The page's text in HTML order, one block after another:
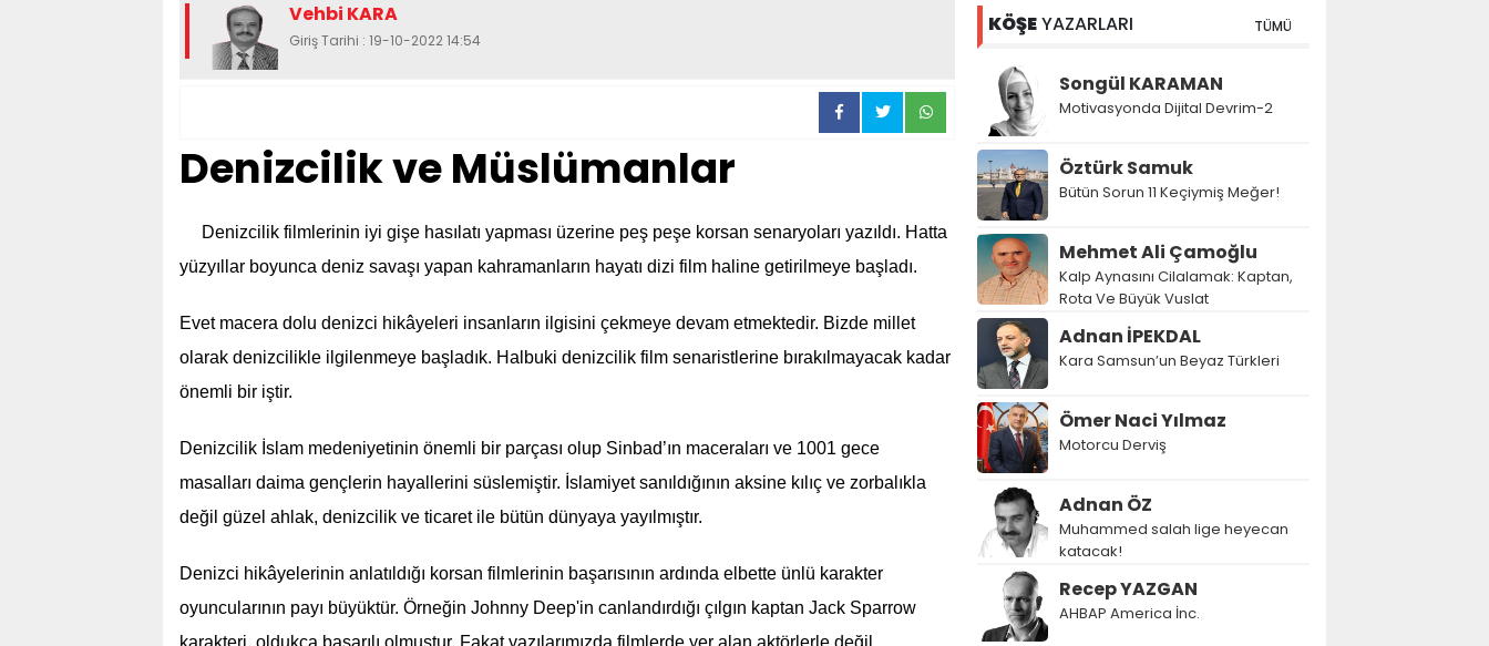
Vehbi KARA
Giriş Tarihi : 19-10-2022 14:54
Denizcilik ve Müslümanlar
Denizcilik filmlerinin iyi gişe hasılatı yapması üzerine peş peşe korsan senaryoları yazıldı. Hatta
yüzyıllar boyunca deniz savaşı yapan kahramanların hayatı dizi film haline getirilmeye başladı.
Evet macera dolu denizci hikâyeleri insanların ilgisini çekmeye devam etmektedir. Bizde millet
olarak denizcilikle ilgilenmeye başladık. Halbuki denizcilik film senaristlerine bırakılmayacak kadar
önemli bir iştir.
Denizcilik İslam medeniyetinin önemli bir parçası olup Sinbad’ın maceraları ve 1001 gece
masalları daima gençlerin hayallerini süslemiştir. İslamiyet sanıldığının aksine kılıç ve zorbalıkla
değil güzel ahlak, denizcilik ve ticaret ile bütün dünyaya yayılmıştır.
Denizci hikâyelerinin anlatıldığı korsan filmlerinin başarısının ardında elbette ünlü karakter
oyuncularının payı büyüktür. Örneğin Johnny Deep'in canlandırdığı çılgın kaptan Jack Sparrow
karakteri, oldukça başarılı olmuştur. Fakat yazılarımızda filmlerde yer alan aktörlerle değil
KÖŞEYAZARLARI TÜMÜ
Songül KARAMAN
Motivasyonda Dijital Devrim-2
Öztürk Samuk
Bütün Sorun 11 Keçiymiş Meğer!
Mehmet Ali Çamoğlu
Kalp Aynasını Cilalamak: Kaptan,
Rota Ve Büyük Vuslat
Adnan İPEKDAL
Kara Samsun’un Beyaz Türkleri
Ömer Naci Yılmaz
Motorcu Derviş
Adnan ÖZ
Muhammed salah lige heyecan
katacak!
Recep YAZGAN
AHBAP America İnc.